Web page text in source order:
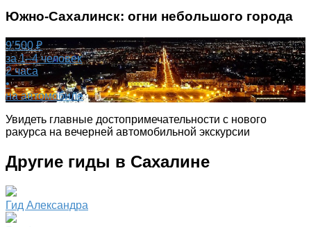
Южно-Сахалинск: огни небольшого города
9’500 ₽
за 1–4 человек
2 часа
•
на автомобиле
Увидеть главные достопримечательности с нового
ракурса на вечерней автомобильной экскурсии
Другие гиды в Сахалине
Гид Александра